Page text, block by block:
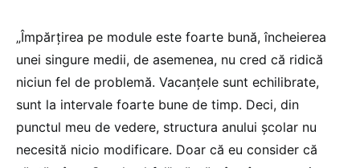
„Împărțirea pe module este foarte bună, încheierea
unei singure medii, de asemenea, nu cred că ridică
niciun fel de problemă. Vacanțele sunt echilibrate,
sunt la intervale foarte bune de timp. Deci, din
punctul meu de vedere, structura anului școlar nu
necesită nicio modificare. Doar că eu consider că